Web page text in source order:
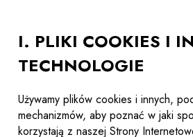
I. PLIKI COOKIES I
TECHNOLOGIE
Używamy plików cookies i innych,
mechanizmów, aby poznać w jaki
korzystają z naszej Strony